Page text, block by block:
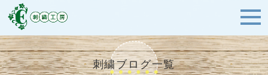
刺繍ブログ一覧